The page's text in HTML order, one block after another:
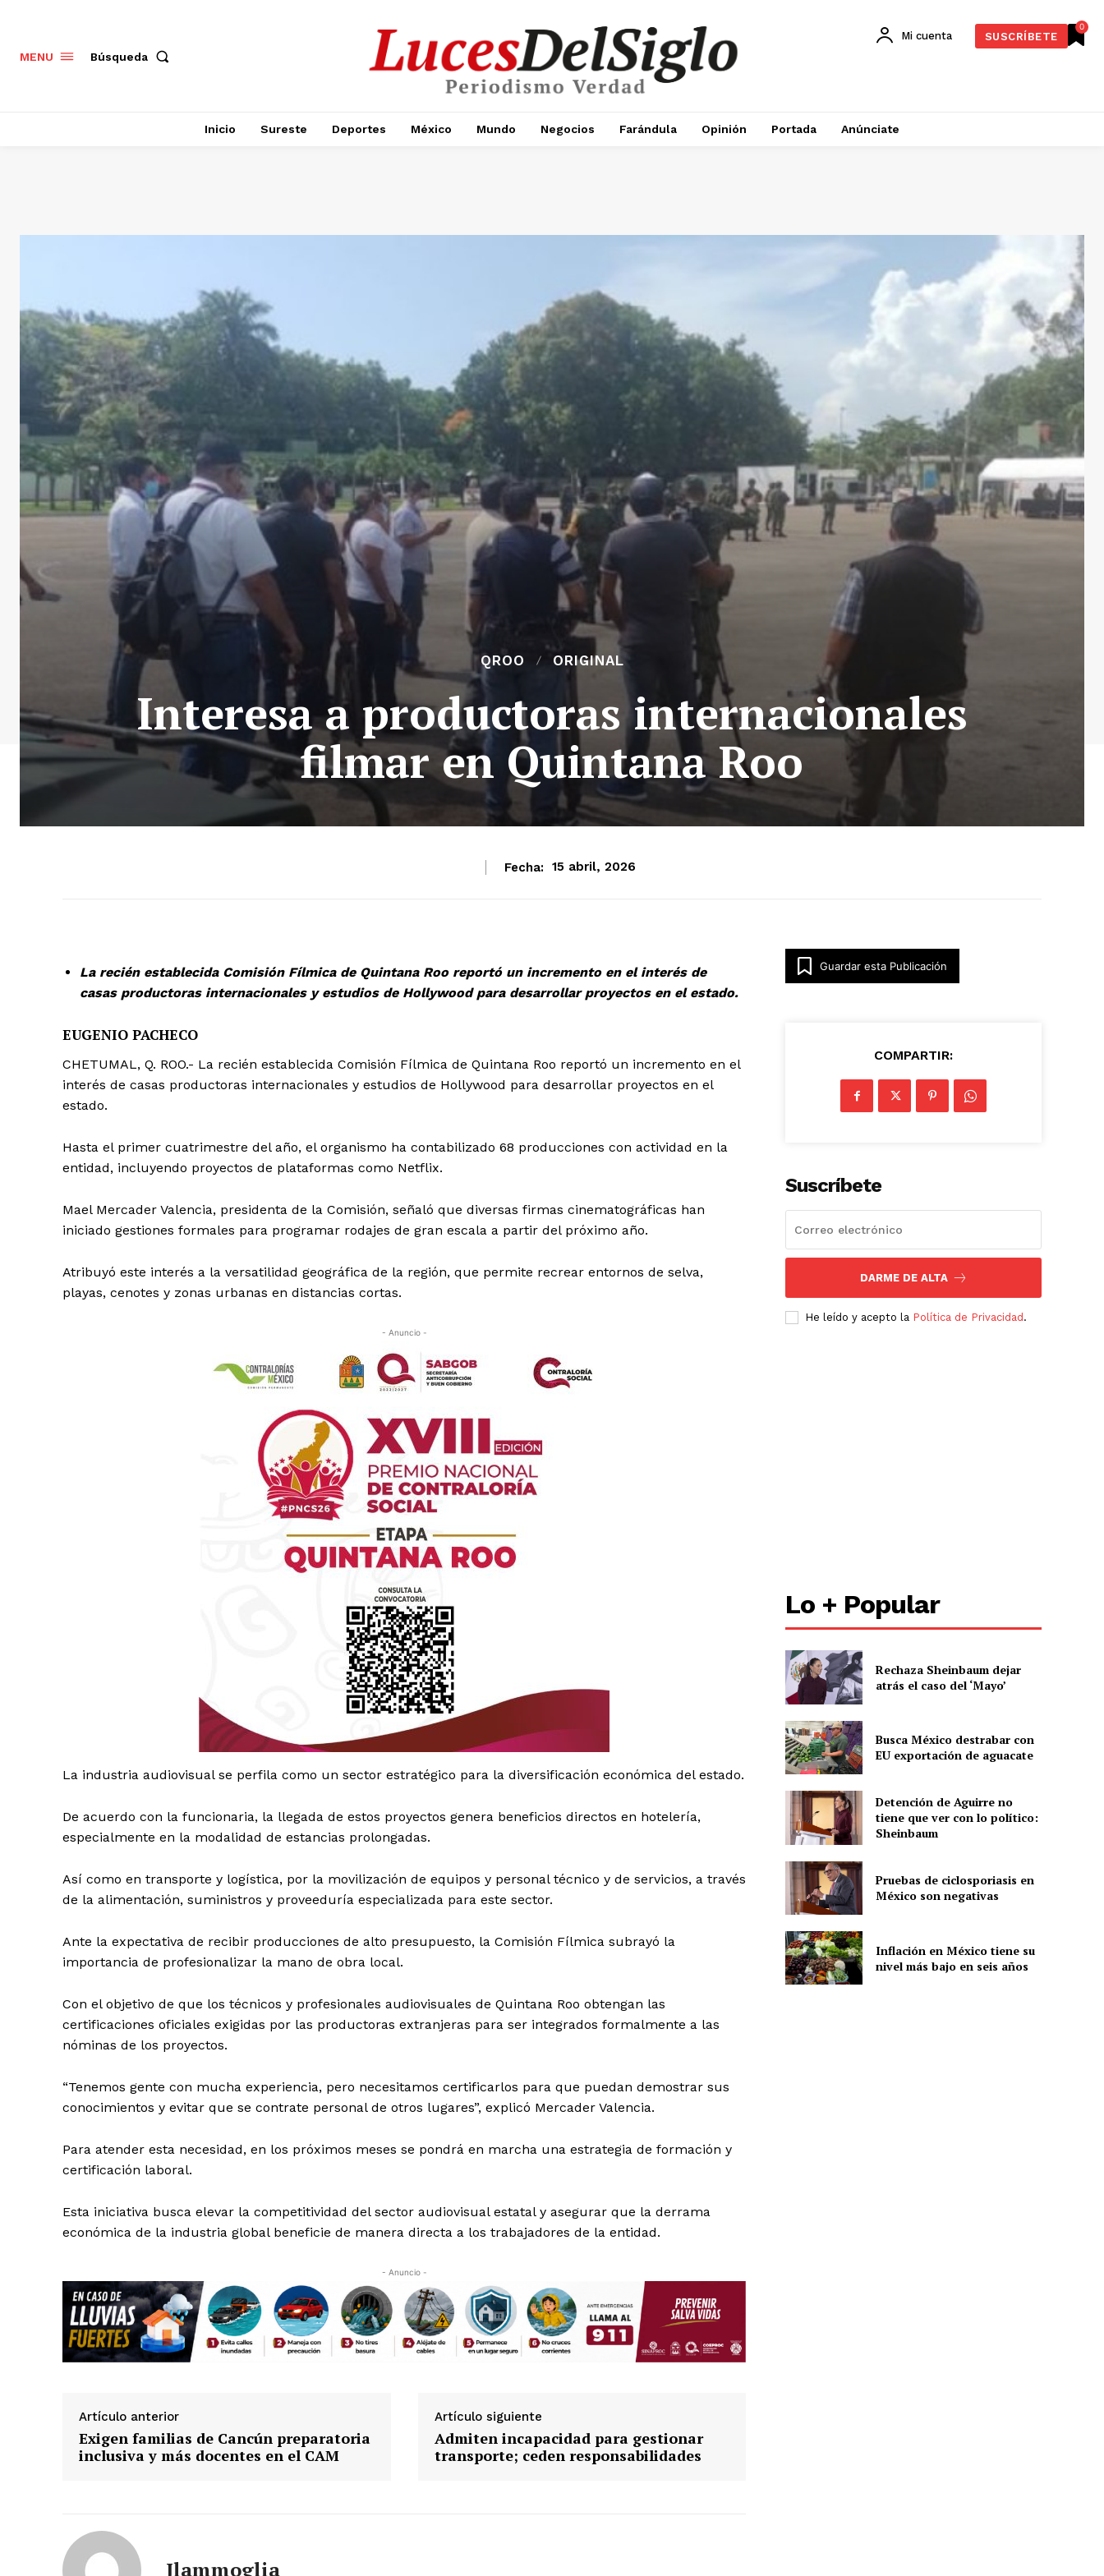
Luces
Del Siglo
SUSCRÍBETE AHORA
Empresa
Contacto
Políticas del Sitio
Información Propietaria / Financiación
MENU Búsqueda
0
Mi cuenta SUSCRÍBETE
Inicio Sureste Deportes México Mundo Negocios Farándula Opinión Portada Anúnciate
QROO ORIGINAL
Interesa a productoras internacionales
filmar en Quintana Roo
Fecha: 15 abril, 2026
La recién establecida Comisión Fílmica de Quintana Roo reportó un incremento en el interés de
casas productoras internacionales y estudios de Hollywood para desarrollar proyectos en el estado.
EUGENIO PACHECO
CHETUMAL, Q. ROO.- La recién establecida Comisión Fílmica de Quintana Roo reportó un incremento en el
interés de casas productoras internacionales y estudios de Hollywood para desarrollar proyectos en el
estado.
Hasta el primer cuatrimestre del año, el organismo ha contabilizado 68 producciones con actividad en la
entidad, incluyendo proyectos de plataformas como Netflix.
Mael Mercader Valencia, presidenta de la Comisión, señaló que diversas firmas cinematográficas han
iniciado gestiones formales para programar rodajes de gran escala a partir del próximo año.
Atribuyó este interés a la versatilidad geográfica de la región, que permite recrear entornos de selva,
playas, cenotes y zonas urbanas en distancias cortas.
- Anuncio -
La industria audiovisual se perfila como un sector estratégico para la diversificación económica del estado.
De acuerdo con la funcionaria, la llegada de estos proyectos genera beneficios directos en hotelería,
especialmente en la modalidad de estancias prolongadas.
Así como en transporte y logística, por la movilización de equipos y personal técnico y de servicios, a través
de la alimentación, suministros y proveeduría especializada para este sector.
Ante la expectativa de recibir producciones de alto presupuesto, la Comisión Fílmica subrayó la
importancia de profesionalizar la mano de obra local.
Con el objetivo de que los técnicos y profesionales audiovisuales de Quintana Roo obtengan las
certificaciones oficiales exigidas por las productoras extranjeras para ser integrados formalmente a las
nóminas de los proyectos.
“Tenemos gente con mucha experiencia, pero necesitamos certificarlos para que puedan demostrar sus
conocimientos y evitar que se contrate personal de otros lugares”, explicó Mercader Valencia.
Para atender esta necesidad, en los próximos meses se pondrá en marcha una estrategia de formación y
certificación laboral.
Esta iniciativa busca elevar la competitividad del sector audiovisual estatal y asegurar que la derrama
económica de la industria global beneficie de manera directa a los trabajadores de la entidad.
- Anuncio -
Artículo anterior
Exigen familias de Cancún preparatoria
inclusiva y más docentes en el CAM
Artículo siguiente
Admiten incapacidad para gestionar
transporte; ceden responsabilidades
Jlammoglia
Guardar esta Publicación
COMPARTIR:
Suscríbete
DARME DE ALTA
He leído y acepto la Política de Privacidad .
Lo + Popular
Rechaza Sheinbaum dejar
atrás el caso del ‘Mayo’
Busca México destrabar con
EU exportación de aguacate
Detención de Aguirre no
tiene que ver con lo político:
Sheinbaum
Pruebas de ciclosporiasis en
México son negativas
Inflación en México tiene su
nivel más bajo en seis años